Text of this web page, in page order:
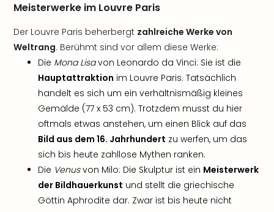
Meisterwerke im Louvre Paris
Der Louvre Paris beherbergt zahlreiche Werke von
Weltrang. Berühmt sind vor allem diese Werke:
Die Mona Lisavon Leonardo da Vinci: Sie ist die
Hauptattraktion im Louvre Paris. Tatsächlich
handelt es sich um ein verhältnismäßig kleines
Gemälde (77 x 53 cm). Trotzdem musst du hier
oftmals etwas anstehen, um einen Blick auf das
Bild aus dem 16. Jahrhundert zu werfen, um das
sich bis heute zahllose Mythen ranken.
Die Venusvon Milo: Die Skulptur ist ein Meisterwerk
der Bildhauerkunst und stellt die griechische
Göttin Aphrodite dar. Zwar ist bis heute nicht